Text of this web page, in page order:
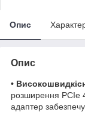
Опис
Опис
•
розширення PCIe
адаптер